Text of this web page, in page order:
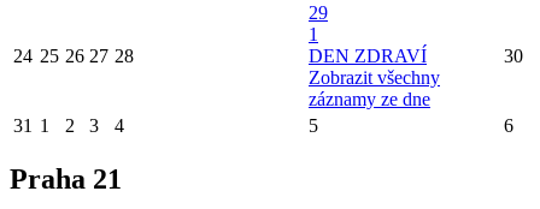
24 25 26 27 28
29
1
DEN ZDRAVÍ
Zobrazit všechny
záznamy ze dne
30
31 1 2 3 4 5 6
Praha 21